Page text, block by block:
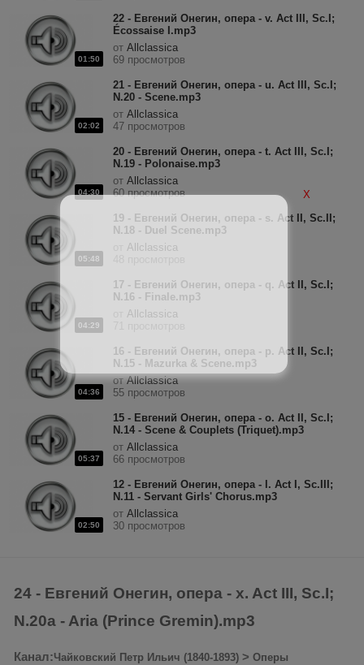
01:50
22 - Евгений Онегин, опера - v. Act III, Sc.I;
Écossaise I.mp3
от Allclassica
69 просмотров
02:02
21 - Евгений Онегин, опера - u. Act III, Sc.I;
N.20 - Scene.mp3
от Allclassica
47 просмотров
04:30
20 - Евгений Онегин, опера - t. Act III, Sc.I;
N.19 - Polonaise.mp3
от Allclassica
60 просмотров
05:48
19 - Евгений Онегин, опера - s. Act II, Sc.II;
N.18 - Duel Scene.mp3
Allclassica
04:29
17 - Евгений Онегин, опера - q. Act II, Sc.I;
N.16 - Finale.mp3
Allclassica
04:36
16 - Евгений Онегин, опера - p. Act II, Sc.I;
N.15 - Mazurka & Scene.mp3
отAllclassica
55 просмотров
05:37
15 - Евгений Онегин, опера - o. Act II, Sc.I;
N.14 - Scene & Couplets (Triquet).mp3
от Allclassica
66 просмотров
02:50
12 - Евгений Онегин, опера - l. Act I, Sc.III;
N.11 - Servant Girls' Chorus.mp3
от Allclassica
30 просмотров
24 - Евгений Онегин, опера - x. Act III, Sc.I;
N.20a - Aria (Prince Gremin).mp3
Канал:Чайковский Петр Ильич (1840-1893) > Оперы
X